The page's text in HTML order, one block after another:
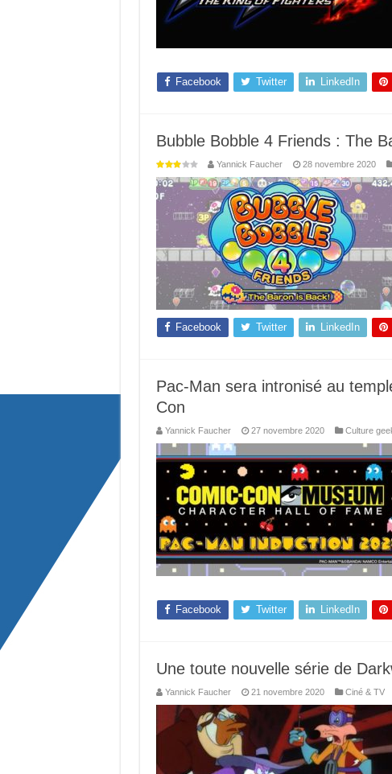
Facebook Twitter LinkedIn
Bubble Bobble 4 Friends : The
Yannick Faucher 28 novembre 2020
Facebook Twitter LinkedIn
Pac-Man sera intronisé au
Con
Yannick Faucher 27 novembre 2020 Culture
Facebook Twitter LinkedIn
Une toute nouvelle série de
Yannick Faucher 21 novembre 2020 Ciné & TV